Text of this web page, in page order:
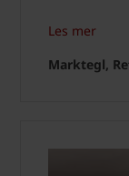
Les mer
Marktegl,